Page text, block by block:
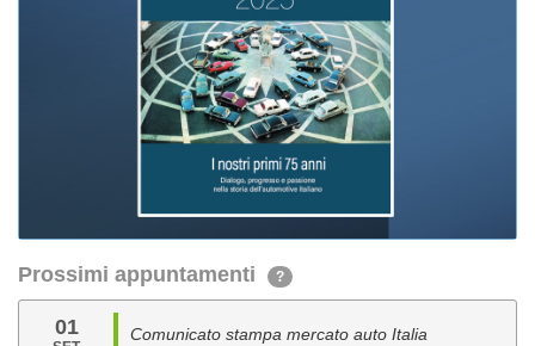
Prossimi appuntamenti ?
01 Comunicato stampa mercato auto Italia